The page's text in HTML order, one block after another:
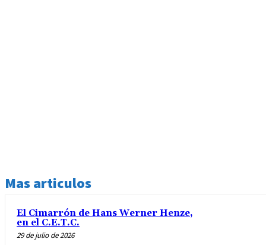
Mas articulos
El Cimarrón de Hans Werner Henze,
en el C.E.T.C.
29 de julio de 2026